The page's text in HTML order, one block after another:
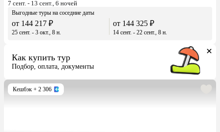
7 сент. - 13 сент., 6 ночей
Выгодные туры на соседние даты
от 144 217 ₽
25 сент. - 3 окт., 8 н.
от 144 325 ₽
14 сент. - 22 сент., 8 н.
Как купить тур
Подбор, оплата, документы
Кешбэк + 2 306